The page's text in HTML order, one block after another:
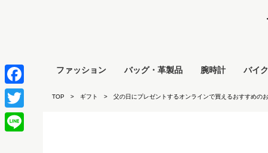
ファッション バッグ・革製品 腕時計 バイク
TOP ギフト 父の日にプレゼントするオンラインで買えるおすすめの
Facebook
Twitter